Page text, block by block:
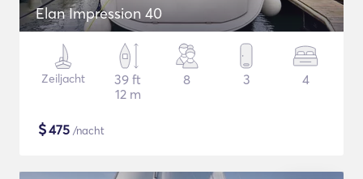
Elan Impression 40
Zeiljacht
39 ft
12 m
8 3 4
$475 /nacht